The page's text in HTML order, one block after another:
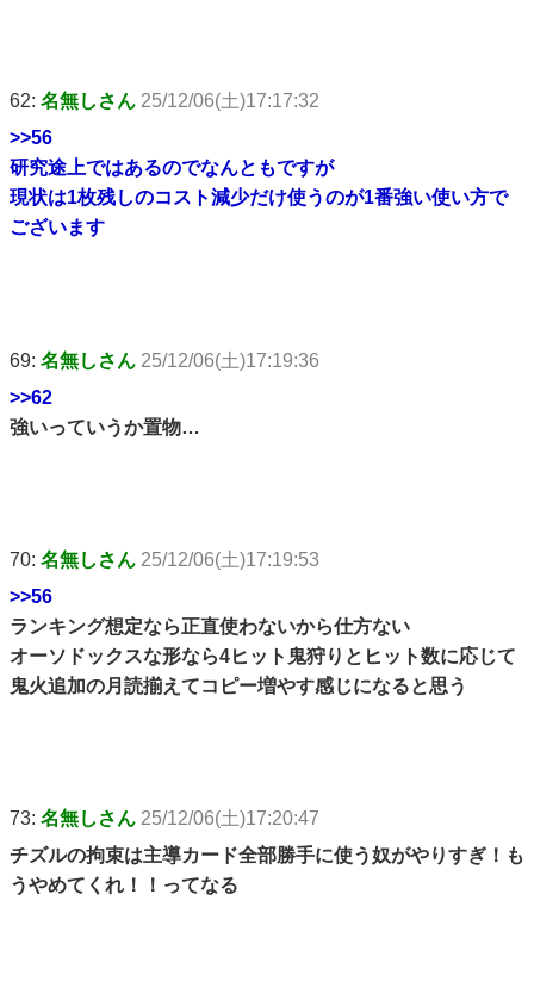
62: 名無しさん 25/12/06(土)17:17:32
>>56
研究途上ではあるのでなんともですが
現状は1枚残しのコスト減少だけ使うのが1番強い使い方で
ございます
69: 名無しさん 25/12/06(土)17:19:36
>>62
強いっていうか置物…
70: 名無しさん 25/12/06(土)17:19:53
>>56
ランキング想定なら正直使わないから仕方ない
オーソドックスな形なら4ヒット鬼狩りとヒット数に応じて
鬼火追加の月読揃えてコピー増やす感じになると思う
73: 名無しさん 25/12/06(土)17:20:47
チズルの拘束は主導カード全部勝手に使う奴がやりすぎ！も
うやめてくれ！！ってなる